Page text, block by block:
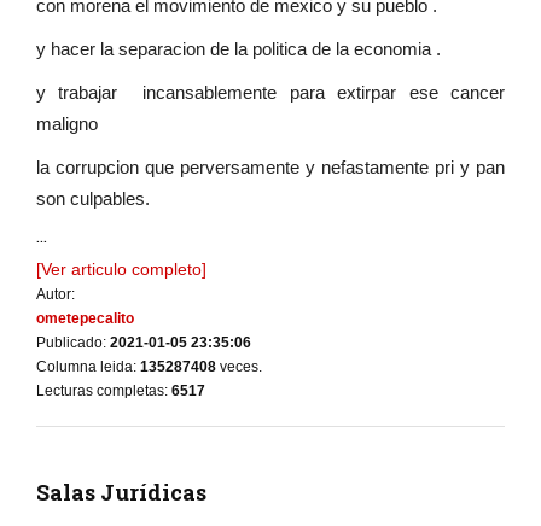
con morena el movimiento de mexico y su pueblo .
y hacer la separacion de la politica de la economia .
y trabajar incansablemente para extirpar ese cancer
maligno
la corrupcion que perversamente y nefastamente pri y pan
son culpables.
...
[Ver articulo completo]
Autor:
ometepecalito
Publicado: 2021-01-05 23:35:06
Columna leida: 135287408 veces.
Lecturas completas: 6517
Salas Jurídicas